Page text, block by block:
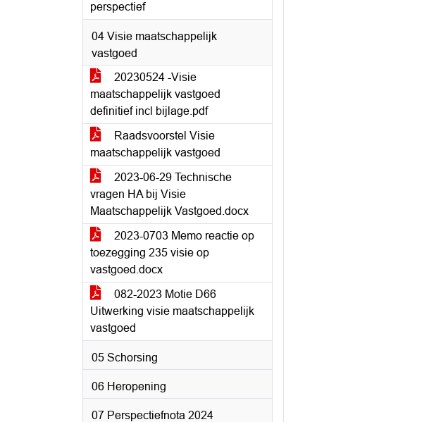
perspectief
04 Visie maatschappelijk
vastgoed
20230524 -Visie
maatschappelijk vastgoed
definitief incl bijlage.pdf
Raadsvoorstel Visie
maatschappelijk vastgoed
2023-06-29 Technische
vragen HA bij Visie
Maatschappelijk Vastgoed.docx
2023-0703 Memo reactie op
toezegging 235 visie op
vastgoed.docx
082-2023 Motie D66
Uitwerking visie maatschappelijk
vastgoed
05 Schorsing
06 Heropening
07 Perspectiefnota 2024